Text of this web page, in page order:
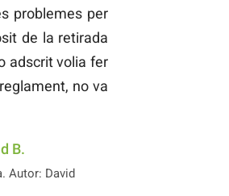
problemes per
de la retirada
adscrit volia fer
no va
Autor: David